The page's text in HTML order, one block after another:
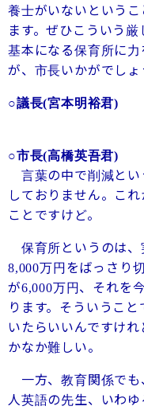
養士がいないという
ます。ぜひこういう
基本になる保育所に
が、市長いかがでしょ
○議長(宮本明裕君)
○市長(高橋英吾君)
言葉の中で削減とい
しておりません。こ
ことですけど。
保育所というのは、
8,000万円をばっさり
が6,000万円、それを
ります。そういうこ
いたらいいんですけ
かなか難しい。
一方、教育関係でも
人英語の先生、いわ